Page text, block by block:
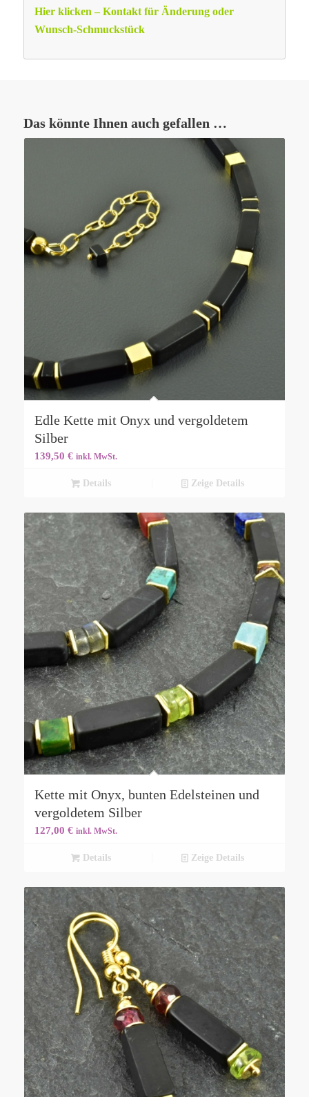
Hier klicken – Kontakt für Änderung oder
Wunsch-Schmuckstück
Das könnte Ihnen auch gefallen …
Edle Kette mit Onyx und vergoldetem
Silber
139,50 € inkl. MwSt.
Details Zeige Details
Kette mit Onyx, bunten Edelsteinen und
vergoldetem Silber
127,00 € inkl. MwSt.
Details Zeige Details